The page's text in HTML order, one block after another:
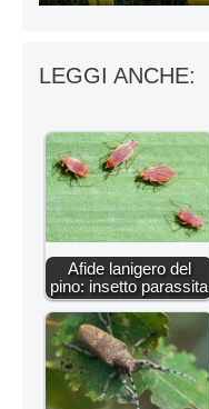
LEGGI ANCHE:
Afide lanigero del
pino: insetto parassita